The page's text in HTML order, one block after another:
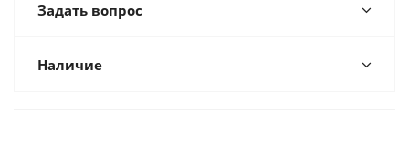
Задать вопрос
Наличие